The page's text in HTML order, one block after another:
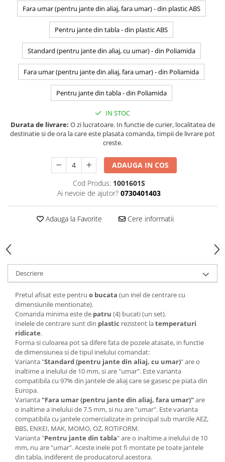
Fara umar (pentru jante din aliaj, fara umar) - din plastic ABS
Pentru jante din tabla - din plastic ABS
Standard (pentru jante din aliaj, cu umar) - din Poliamida
Fara umar (pentru jante din aliaj, fara umar) - din Poliamida
Pentru jante din tabla - din Poliamida
IN STOC
Durata de livrare: O zi lucratoare. In functie de curier, localitatea de
destinatie si de ora la care este plasata comanda, timpii de livrare pot
creste.
ADAUGA IN COS
Cod Produs: 1001601S
Ai nevoie de ajutor? 0730401403
Adauga la Favorite Cere informatii
Descriere
Pretul afisat este pentru o bucata (un inel de centrare cu
dimensiunile mentionate).
Comanda minima este de patru (4) bucati (un set).
Inelele de centrare sunt din plastic rezistent latemperaturi
ridicate.
Forma si culoarea pot sa difere fata de pozele atasate, in functie
de dimensiunea si de tipul inelului comandat:
Varianta "Standard (pentru jante din aliaj, cu umar)" are o
inaltime a inelului de 10 mm, si are "umar". Este varianta
compatibila cu 97% din jantele de aliaj care se gasesc pe piata din
Europa.
Varianta "Fara umar (pentru jante din aliaj, fara umar)"are
o inaltime a inelului de 7.5 mm, si nu are "umar". Este varianta
compatibila cu jantele comercializate in principal sub marcile AEZ,
BBS, ENKEI, MAK, MOMO, OZ, ROTIFORM.
Varianta "Pentru jante din tabla" are o inaltime a inelului de 10
mm, nu are "umar". Aceste inele pot fi montate pe toate jantele
din tabla, indiferent de producatorul acestora.